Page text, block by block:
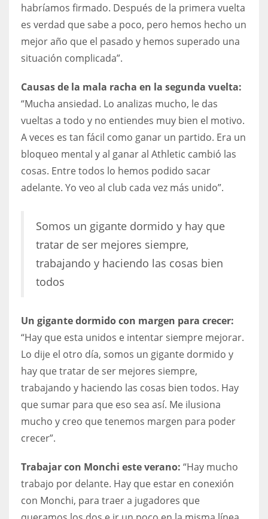
habríamos firmado. Después de la primera vuelta
es verdad que sabe a poco, pero hemos hecho un
mejor año que el pasado y hemos superado una
situación complicada”.
Causas de la mala racha en la segunda vuelta:
“Mucha ansiedad. Lo analizas mucho, le das
vueltas a todo y no entiendes muy bien el motivo.
A veces es tan fácil como ganar un partido. Era un
bloqueo mental y al ganar al Athletic cambió las
cosas. Entre todos lo hemos podido sacar
adelante. Yo veo al club cada vez más unido”.
Somos un gigante dormido y hay que
tratar de ser mejores siempre,
trabajando y haciendo las cosas bien
todos
Un gigante dormido con margen para crecer:
“Hay que esta unidos e intentar siempre mejorar.
Lo dije el otro día, somos un gigante dormido y
hay que tratar de ser mejores siempre,
trabajando y haciendo las cosas bien todos. Hay
que sumar para que eso sea así. Me ilusiona
mucho y creo que tenemos margen para poder
crecer”.
Trabajar con Monchi este verano: “Hay mucho
trabajo por delante. Hay que estar en conexión
con Monchi, para traer a jugadores que